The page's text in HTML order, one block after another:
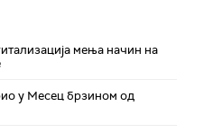
мења начин на
у Месец брзином од